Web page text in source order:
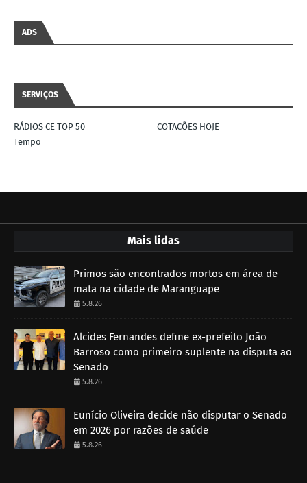
ADS
SERVIÇOS
RÁDIOS CE TOP 50
COTACÕES HOJE
Tempo
Mais lidas
Primos são encontrados mortos em área de
mata na cidade de Maranguape
5.8.26
Alcides Fernandes define ex-prefeito João
Barroso como primeiro suplente na disputa ao
Senado
5.8.26
Eunício Oliveira decide não disputar o Senado
em 2026 por razões de saúde
5.8.26